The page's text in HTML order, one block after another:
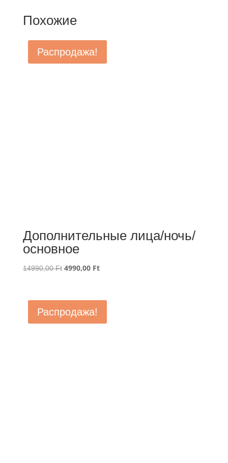
Похожие
Распродажа!
Дополнительные лица/ночь/
основное
14990,00Ft Первоначальная
14990,00 Ft.
4990,00 FtТекущая
Распродажа!